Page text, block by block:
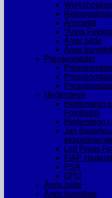
Årsmøtet
“Årets
Årets bilde
Årets
Presseomtaler
Hederstegn
Hederstegn
Fotoklubb
Hederstegn
Jan
Leif Preus
FIAP
PSA
GPU
Årets bilde
Årets kunstfoto